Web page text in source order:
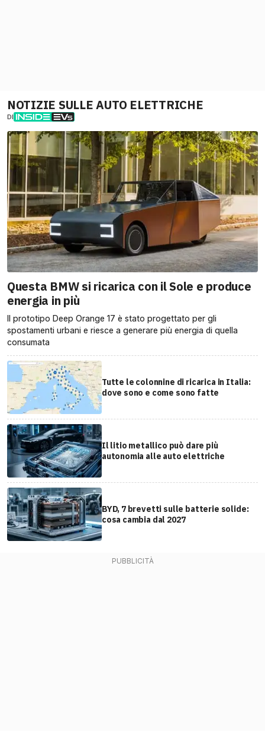
NOTIZIE SULLE AUTO ELETTRICHE
DI
Questa BMW si ricarica con il Sole e produce
energia in più
Il prototipo Deep Orange 17 è stato progettato per gli
spostamenti urbani e riesce a generare più energia di quella
consumata
Tutte le colonnine di ricarica in Italia:
dove sono e come sono fatte
Il litio metallico può dare più
autonomia alle auto elettriche
BYD, 7 brevetti sulle batterie solide:
cosa cambia dal 2027